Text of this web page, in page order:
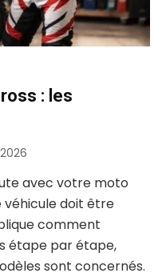
: les
avec votre moto
véhicule doit être
comment
étape par étape,
sont concernés.